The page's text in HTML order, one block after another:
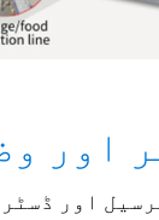
اور
اور